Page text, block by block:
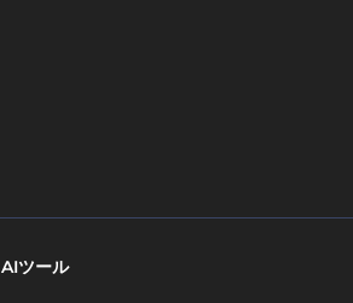
AIツール